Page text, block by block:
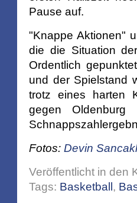
Pause auf.
"Knappe Aktionen"
die die Situation
Ordentlich
und der Spielstand
trotz eines harten
gegen
Fotos: Devin
Veröffentlicht in den
Tags: Basketball ,